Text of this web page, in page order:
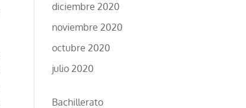
diciembre 2020
noviembre 2020
octubre 2020
julio 2020
Bachillerato